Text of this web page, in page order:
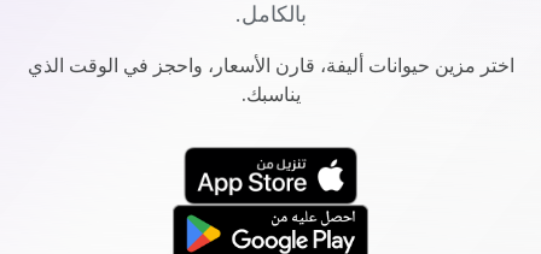
بالكامل.
اختر مزين حيوانات أليفة، قارن الأسعار، واحجز في الوقت الذي
يناسبك.